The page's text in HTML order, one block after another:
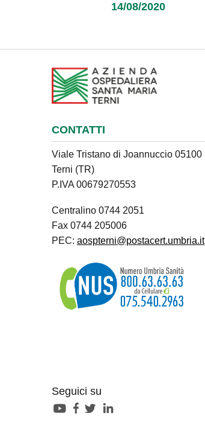
14/08/2020
CONTATTI
Viale Tristano di Joannuccio 05100
Terni (TR)
P.IVA 00679270553
Centralino 0744 2051
Fax 0744 205006
PEC: aospterni@postacert.umbria.it
Seguici su